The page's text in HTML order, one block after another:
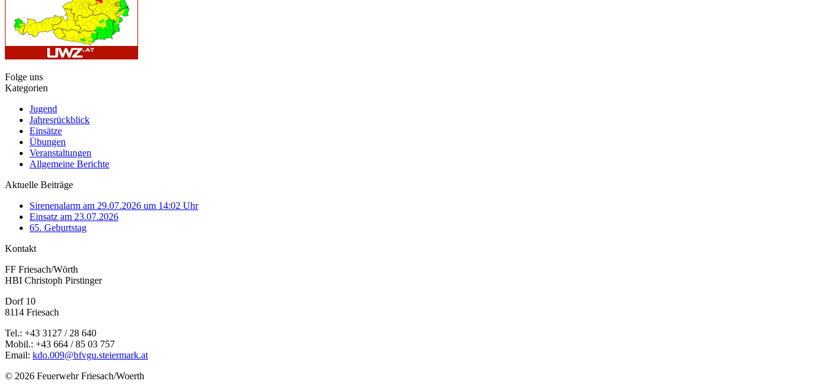
Folge uns
Kategorien
Jugend
Jahresrückblick
Einsätze
Übungen
Veranstaltungen
Allgemeine Berichte
Aktuelle Beiträge
Sirenenalarm am 29.07.2026 um 14:02 Uhr
Einsatz am 23.07.2026
65. Geburtstag
Kontakt
FF Friesach/Wörth
HBI Christoph Pirstinger
Dorf 10
8114 Friesach
Tel.: +43 3127 / 28 640
Mobil.: +43 664 / 85 03 757
Email: kdo.009@bfvgu.steiermark.at
© 2026 Feuerwehr Friesach/Woerth